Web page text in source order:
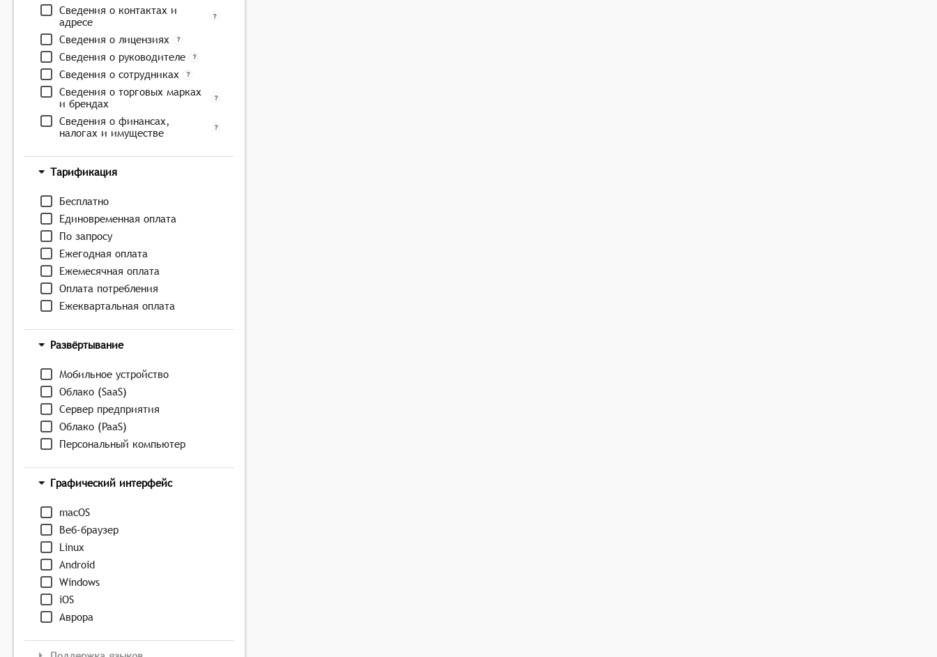
Сведения о контактах и
адресе
Сведения о лицензиях
Сведения о руководителе
Сведения о сотрудниках
Сведения о торговых марках
и брендах
Сведения о финансах,
налогах и имуществе
Тарификация
Бесплатно
Единовременная оплата
По запросу
Ежегодная оплата
Ежемесячная оплата
Оплата потребления
Ежеквартальная оплата
Развёртывание
Мобильное устройство
Облако (SaaS)
Сервер предприятия
Облако (PaaS)
Персональный компьютер
Графический интерфейс
macOS
Веб-браузер
Linux
Android
Windows
iOS
Аврора